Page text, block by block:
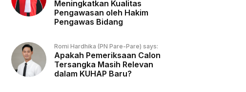
Meningkatkan Kualitas
Pengawasan oleh Hakim
Pengawas Bidang
Romi Hardhika (PN Pare-Pare) says:
Apakah Pemeriksaan Calon
Tersangka Masih Relevan
dalam KUHAP Baru?